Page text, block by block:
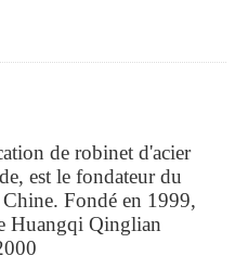
de robinet d'acier
est le fondateur du
Fondé en 1999,
Huangqi Qinglian